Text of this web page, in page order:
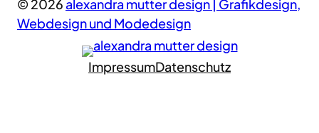
© 2026 alexandra mutter design | Grafikdesign,
Webdesign und Modedesign
ImpressumDatenschutz